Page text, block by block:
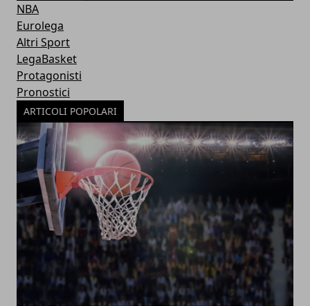
NBA
Eurolega
Altri Sport
LegaBasket
Protagonisti
Pronostici
ARTICOLI POPOLARI